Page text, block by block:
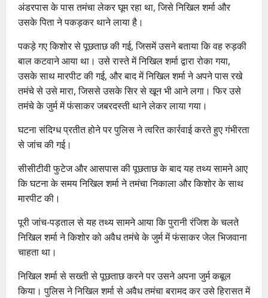
अंडरपास के पास तमंचा लेकर घूम रहा था, जिसे निखिल शर्मा और
उसके पिता ने पकड़कर थाने लाया है।
पकड़े गए किशोर से पूछताछ की गई, जिसमें उसने बताया कि वह रुड़की
बाल कटवाने आया था। उसे रास्ते में निखिल शर्मा द्वारा रोका गया,
उसके साथ मारपीट की गई, और बाद में निखिल शर्मा ने अपने पास रखे
तमंचे से उसे मारा, जिससे उसके सिर से खून भी आने लगा। फिर उसे
तमंचे के जुर्म में फंसाकर जबरदस्ती थाने लेकर लाया गया।
घटना संदिग्ध प्रतीत होने पर पुलिस ने त्वरित कार्रवाई करते हुए गंभीरता
से जांच की गई।
सीसीटीवी फुटेज और आसपास की पूछताछ के बाद यह तथ्य सामने आए
कि घटना के समय निखिल शर्मा ने तमंचा निकाला और किशोर के साथ
मारपीट की।
पूरी जांच-पड़ताल से यह तथ्य सामने आया कि पुरानी रंजिश के चलते
निखिल शर्मा ने किशोर को अवैध तमंचे के जुर्म में फंसाकर जेल भिजवाना
चाहता था।
निखिल शर्मा से सख्ती से पूछताछ करने पर उसने अपना जुर्म कबूल
किया। पुलिस ने निखिल शर्मा से अवैध तमंचा बरामद कर उसे हिरासत में